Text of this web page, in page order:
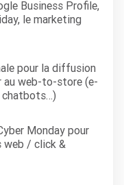
Business Profile,
le marketing
pour la diffusion
au web-to-store (e-
chatbots…)
Monday pour
web / click &